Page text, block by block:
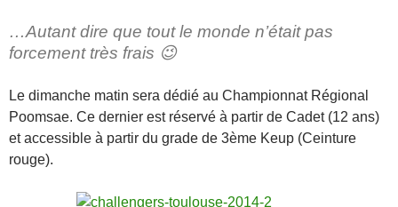
…Autant dire que tout le monde n’était pas
forcement très frais 😉
Le dimanche matin sera dédié au Championnat Régional
Poomsae. Ce dernier est réservé à partir de Cadet (12 ans)
et accessible à partir du grade de 3ème Keup (Ceinture
rouge).